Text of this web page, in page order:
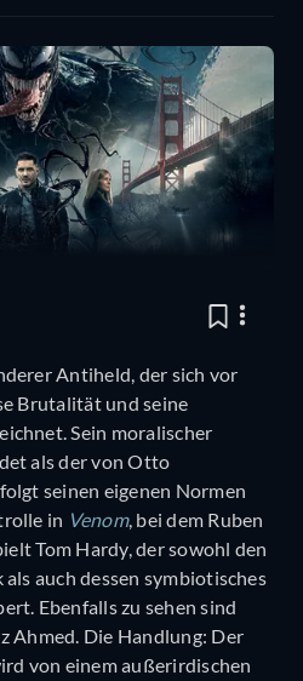
Antiheld, der sich vor
Brutalität und seine
Sein moralischer
als der von Otto
seinen eigenen Normen
in Venom, bei dem Ruben
Tom Hardy, der sowohl den
auch dessen symbiotisches
Ebenfalls zu sehen sind
Ahmed. Die Handlung: Der
von einem außerirdischen